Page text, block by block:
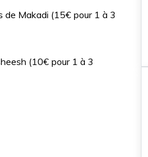
de Makadi (15€ pour 1 à 3
(10€ pour 1 à 3